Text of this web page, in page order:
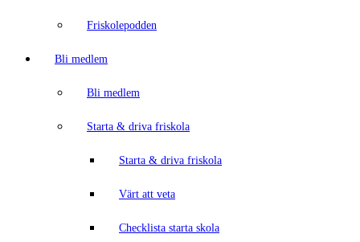
Friskolepodden
Bli medlem
Bli medlem
Starta & driva friskola
Starta & driva friskola
Värt att veta
Checklista starta skola